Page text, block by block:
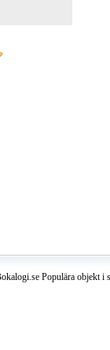
Populära objekt i